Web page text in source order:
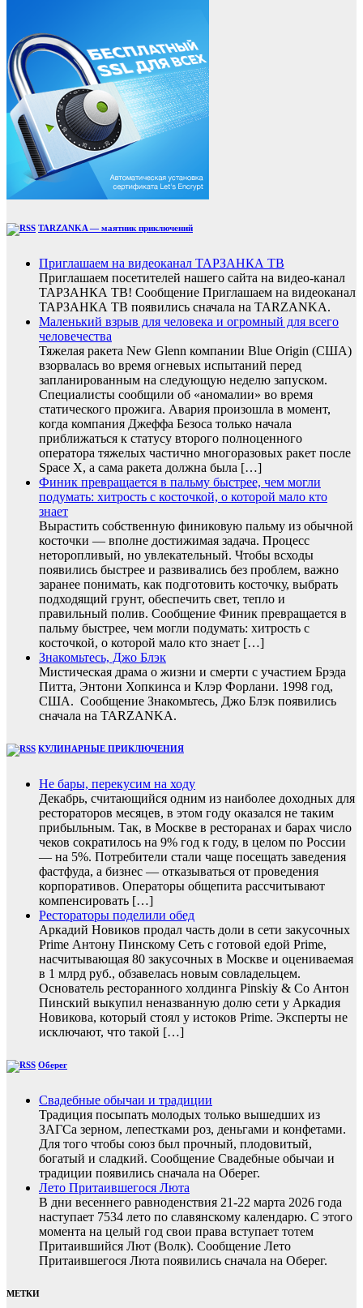
TARZANKA — маятник приключений
Приглашаем на видеоканал ТАРЗАНКА ТВ
Приглашаем посетителей нашего сайта на видео-канал
ТАРЗАНКА ТВ! Сообщение Приглашаем на видеоканал
ТАРЗАНКА ТВ появились сначала на TARZANKA.
Маленький взрыв для человека и огромный для всего
человечества
Тяжелая ракета New Glenn компании Blue Origin (США)
взорвалась во время огневых испытаний перед
запланированным на следующую неделю запуском.
Специалисты сообщили об «аномалии» во время
статического прожига. Авария произошла в момент,
когда компания Джеффа Безоса только начала
приближаться к статусу второго полноценного
оператора тяжелых частично многоразовых ракет после
Space X, а сама ракета должна была […]
Финик превращается в пальму быстрее, чем могли
подумать: хитрость с косточкой, о которой мало кто
знает
Вырастить собственную финиковую пальму из обычной
косточки — вполне достижимая задача. Процесс
неторопливый, но увлекательный. Чтобы всходы
появились быстрее и развивались без проблем, важно
заранее понимать, как подготовить косточку, выбрать
подходящий грунт, обеспечить свет, тепло и
правильный полив. Сообщение Финик превращается в
пальму быстрее, чем могли подумать: хитрость с
косточкой, о которой мало кто знает […]
Знакомьтесь, Джо Блэк
Мистическая драма о жизни и смерти с участием Брэда
Питта, Энтони Хопкинса и Клэр Форлани. 1998 год,
США. Сообщение Знакомьтесь, Джо Блэк появились
сначала на TARZANKA.
КУЛИНАРНЫЕ ПРИКЛЮЧЕНИЯ
Не бары, перекусим на ходу
Декабрь, считающийся одним из наиболее доходных для
рестораторов месяцев, в этом году оказался не таким
прибыльным. Так, в Москве в ресторанах и барах число
чеков сократилось на 9% год к году, в целом по России
— на 5%. Потребители стали чаще посещать заведения
фастфуда, а бизнес — отказываться от проведения
корпоративов. Операторы общепита рассчитывают
компенсировать […]
Рестораторы поделили обед
Аркадий Новиков продал часть доли в сети закусочных
Prime Антону Пинскому Сеть с готовой едой Prime,
насчитывающая 80 закусочных в Москве и оцениваемая
в 1 млрд руб., обзавелась новым совладельцем.
Основатель ресторанного холдинга Pinskiy & Co Антон
Пинский выкупил неназванную долю сети у Аркадия
Новикова, который стоял у истоков Prime. Эксперты не
исключают, что такой […]
Оберег
Свадебные обычаи и традиции
Традиция посыпать молодых только вышедших из
ЗАГСа зерном, лепестками роз, деньгами и конфетами.
Для того чтобы союз был прочный, плодовитый,
богатый и сладкий. Сообщение Свадебные обычаи и
традиции появились сначала на Оберег.
Лето Притаившегося Люта
В дни весеннего равноденствия 21-22 марта 2026 года
наступает 7534 лето по славянскому календарю. С этого
момента на целый год свои права вступает тотем
Притаившийся Лют (Волк). Сообщение Лето
Притаившегося Люта появились сначала на Оберег.
МЕТКИ